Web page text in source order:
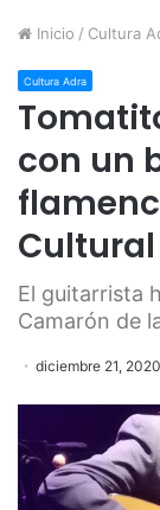
Inicio / Cultura
Cultura Adra
con un
Cultural
El guitarrista
Camarón de
diciembre 21, 2020